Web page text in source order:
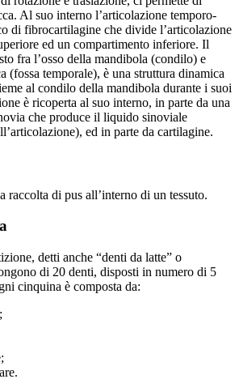
Al suo interno l’articolazione temporo-
di fibrocartilagine che divide l’articolazione
ed un compartimento inferiore. Il
fra l’osso della mandibola (condilo) e
(fossa temporale), è una struttura dinamica
al condilo della mandibola durante i suoi
è ricoperta al suo interno, in parte da una
che produce il liquido sinoviale
ed in parte da cartilagine.
raccolta di pus all’interno di un tessuto.
detti anche “denti da latte” o
di 20 denti, disposti in numero di 5
cinquina è composta da: